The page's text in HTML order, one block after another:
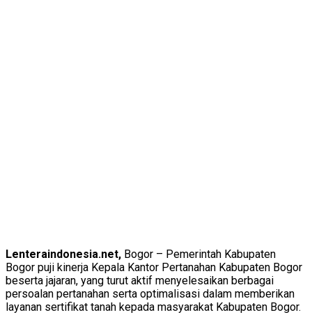
Lenteraindonesia.net, Bogor – Pemerintah Kabupaten
Bogor puji kinerja Kepala Kantor Pertanahan Kabupaten Bogor
beserta jajaran, yang turut aktif menyelesaikan berbagai
persoalan pertanahan serta optimalisasi dalam memberikan
layanan sertifikat tanah kepada masyarakat Kabupaten Bogor.